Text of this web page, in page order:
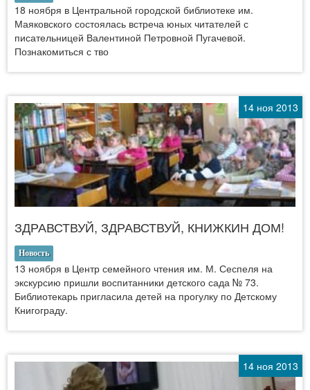
18 ноября в Центральной городской библиотеке им.
Маяковского состоялась встреча юных читателей с
писательницей Валентиной Петровной Пугачевой.
Познакомиться с тво
14 ноя 2013
ЗДРАВСТВУЙ, ЗДРАВСТВУЙ, КНИЖКИН ДОМ!
Новость
13 ноября в Центр семейного чтения им. М. Сеспеля на
экскурсию пришли воспитанники детского сада № 73.
Библиотекарь пригласила детей на прогулку по Детскому
Книгограду.
14 ноя 2013